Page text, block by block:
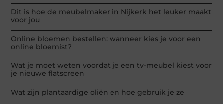
Dit is hoe de meubelmaker in Nijkerk het leuker maakt
voor jou
Online bloemen bestellen: wanneer kies je voor een
online bloemist?
Wat je moet weten voordat je een tv-meubel kiest voor
je nieuwe flatscreen
Wat zijn plantaardige oliën en hoe gebruik je ze